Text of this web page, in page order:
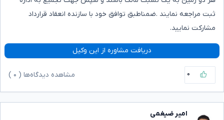
ثبت مراجعه نمایند .ضمناطبق توافق خود با سازنده انعقاد قرارداد
مشارکت نمایید.
دریافت مشاوره از این وکیل
۰ مشاهده دیدگاه‌ها ( ۰
امیر ضیغمی